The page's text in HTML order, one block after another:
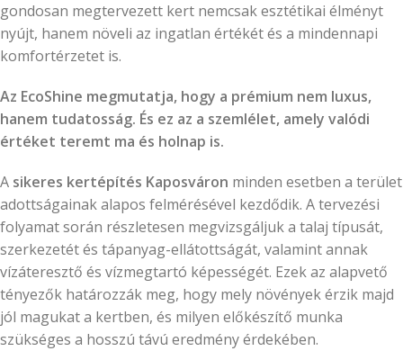
gondosan megtervezett kert nemcsak esztétikai élményt
nyújt, hanem növeli az ingatlan értékét és a mindennapi
komfortérzetet is.
Az EcoShine megmutatja, hogy a prémium nem luxus,
hanem tudatosság. És ez az a szemlélet, amely valódi
értéket teremt ma és holnap is.
A sikeres kertépítés Kaposváron minden esetben a terület
adottságainak alapos felmérésével kezdődik. A tervezési
folyamat során részletesen megvizsgáljuk a talaj típusát,
szerkezetét és tápanyag-ellátottságát, valamint annak
vízáteresztő és vízmegtartó képességét. Ezek az alapvető
tényezők határozzák meg, hogy mely növények érzik majd
jól magukat a kertben, és milyen előkészítő munka
szükséges a hosszú távú eredmény érdekében.